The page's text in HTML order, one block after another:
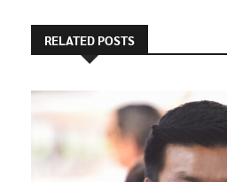
RELATED POSTS